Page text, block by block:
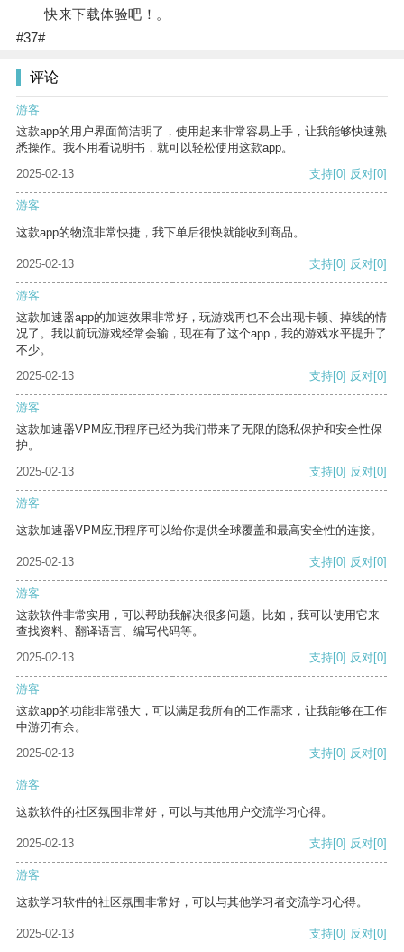
快来下载体验吧！。
#37#
评论
游客
这款app的用户界面简洁明了，使用起来非常容易上手，让我能够快速熟
悉操作。我不用看说明书，就可以轻松使用这款app。
2025-02-13
支持[0] 反对[0]
游客
这款app的物流非常快捷，我下单后很快就能收到商品。
2025-02-13 支持[0] 反对[0]
游客
这款加速器app的加速效果非常好，玩游戏再也不会出现卡顿、掉线的情
况了。我以前玩游戏经常会输，现在有了这个app，我的游戏水平提升了
不少。
2025-02-13
支持[0] 反对[0]
游客
这款加速器VPM应用程序已经为我们带来了无限的隐私保护和安全性保
护。
2025-02-13
支持[0] 反对[0]
游客
这款加速器VPM应用程序可以给你提供全球覆盖和最高安全性的连接。
2025-02-13 支持[0] 反对[0]
游客
这款软件非常实用，可以帮助我解决很多问题。比如，我可以使用它来
查找资料、翻译语言、编写代码等。
2025-02-13
支持[0] 反对[0]
游客
这款app的功能非常强大，可以满足我所有的工作需求，让我能够在工作
中游刃有余。
2025-02-13
支持[0] 反对[0]
游客
这款软件的社区氛围非常好，可以与其他用户交流学习心得。
2025-02-13 支持[0] 反对[0]
游客
这款学习软件的社区氛围非常好，可以与其他学习者交流学习心得。
2025-02-13 支持[0] 反对[0]